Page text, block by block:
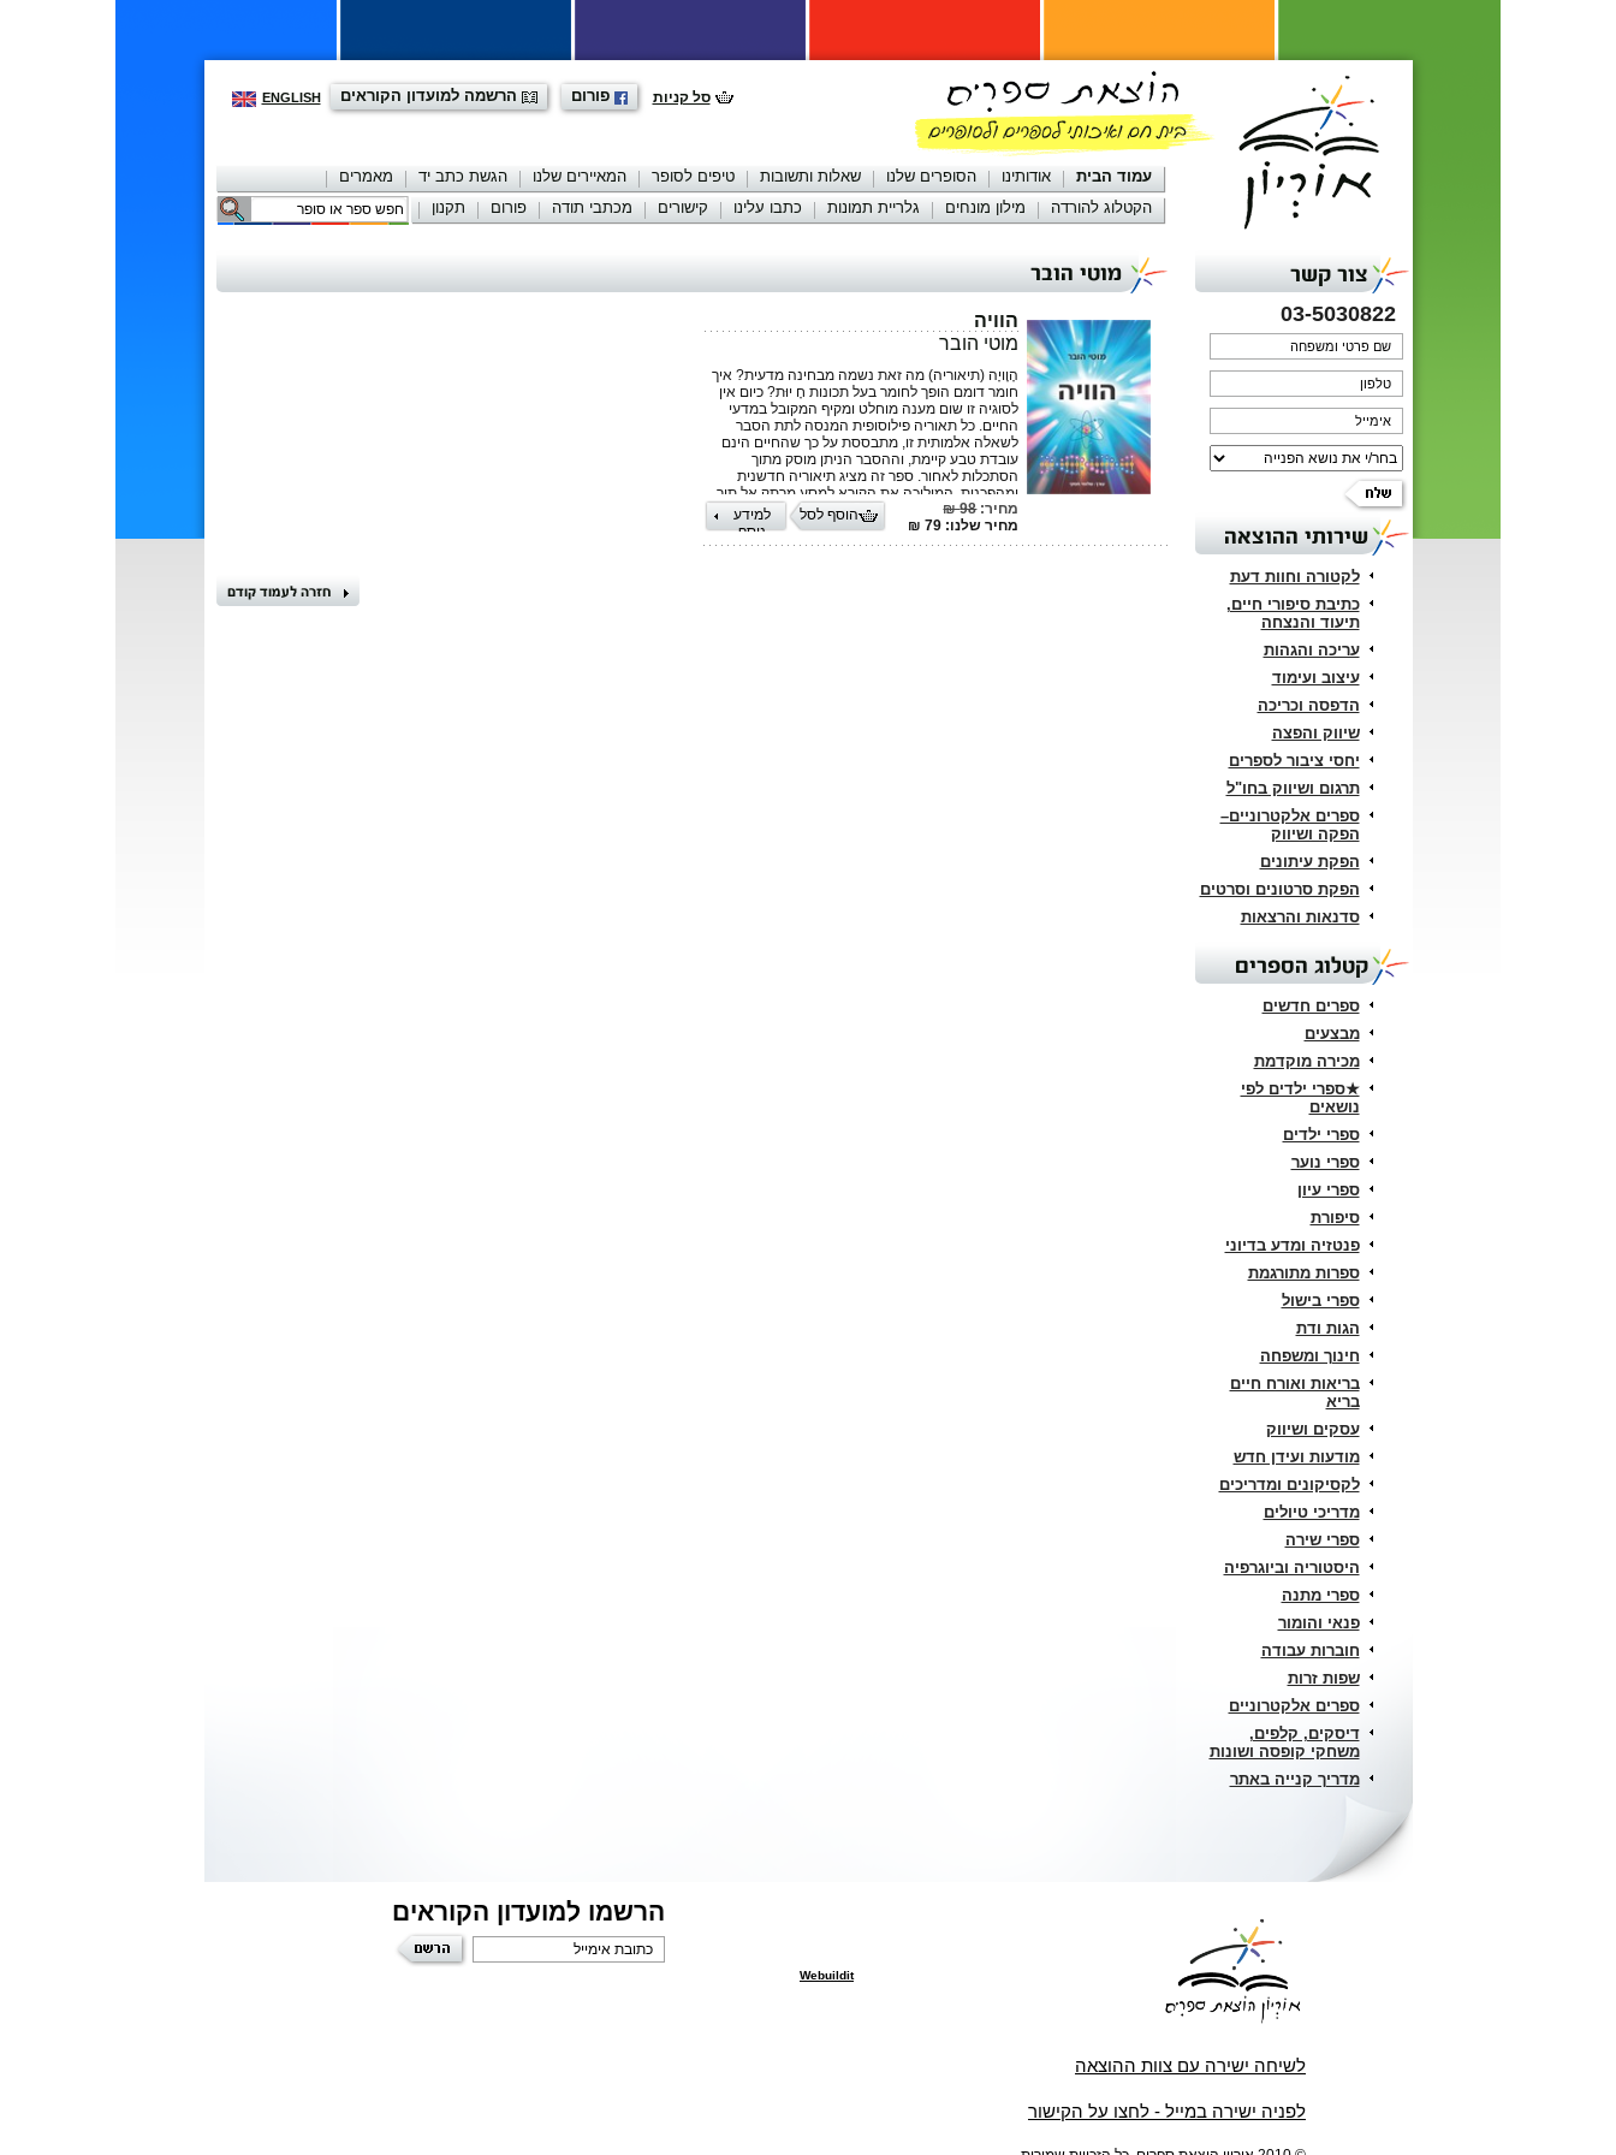
ENGLISH הרשמה למועדון הקוראים פורום סל קניות
עמוד הבית אודותינו הסופרים שלנו שאלות ותשובות טיפים לסופר המאיירים שלנו הגשת כתב יד
מאמרים
הקטלוג להורדה
מילון מונחים גלריית תמונות כתבו עלינו קישורים מכתבי תודה פורום תקנון יצירת קשר
צור קשר
03-5030822
שירותי ההוצאה
לקטורה וחוות דעת
כתיבת סיפורי חיים,
תיעוד והנצחה
עריכה והגהות
עיצוב ועימוד
הדפסה וכריכה
שיווק והפצה
יחסי ציבור לספרים
תרגום ושיווק בחו"ל
ספרים אלקטרוניים–
הפקה ושיווק
הפקת עיתונים
הפקת סרטונים וסרטים
סדנאות והרצאות
קטלוג הספרים
ספרים חדשים
מבצעים
מכירה מוקדמת
★ספרי ילדים לפי
נושאים
ספרי ילדים
ספרי נוער
ספרי עיון
סיפורת
פנטזיה ומדע בדיוני
ספרות מתורגמת
ספרי בישול
הגות ודת
חינוך ומשפחה
בריאות ואורח חיים
בריא
עסקים ושיווק
מודעות ועידן חדש
לקסיקונים ומדריכים
מדריכי טיולים
ספרי שירה
היסטוריה וביוגרפיה
ספרי מתנה
פנאי והומור
חוברות עבודה
שפות זרות
ספרים אלקטרוניים
דיסקים, קלפים,
משחקי קופסה ושונות
מדריך קנייה באתר
מוטי הובר
הוויה
מוטי הובר
הָוָויָה (תיאוריה) מה זאת נשמה מבחינה מדעית? איך
חומר דומם הופך לחומר בעל תכונות חָ יוּת? כיום אין
לסוגיה זו שום מענה מוחלט ומקיף המקובל במדעי
החיים. כל תאוריה פילוסופית המנסה לתת הסבר
לשאלה אלמותית זו, מתבססת על כך שהחיים הינם
עובדת טבע קיימת, וההסבר הניתן מוסק מתוך
הסתכלות לאחור. ספר זה מציג תיאוריה חדשנית
ומהפכנית, המוליכה את הקורא למסע מרתק אל תוך
תוכו של סוד החיים ומתארת באופן מפורט ביותר איך
אטומים רגילים, מהם בנויים כל היצורים החיים על
כדור הארץ, רוחשים אינטליגנציה ומתפקדים כיצורים
מחיר:98 ₪
מחיר שלנו: 79 ₪
למידע
נוסף
הוסף לסל
הרשמו למועדון הקוראים
לשיחה ישירה עם צוות ההוצאה
לפניה ישירה במייל - לחצו על הקישור
Webuildit